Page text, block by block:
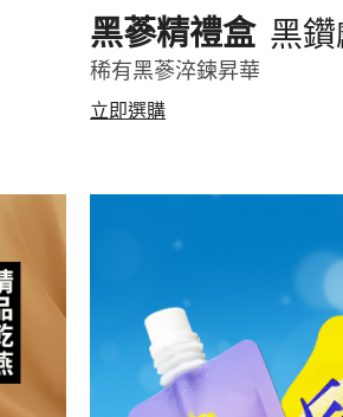
黑蔘精禮盒 黑
稀有黑蔘淬鍊昇華
立即選購